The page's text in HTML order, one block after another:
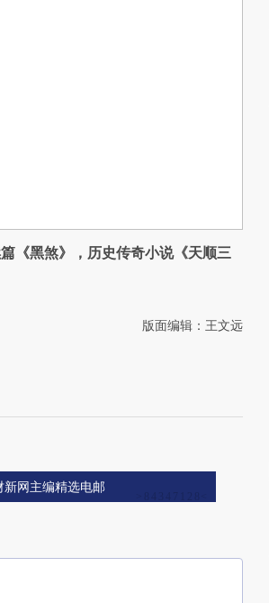
《黑煞》，历史传奇小说《天顺三
版面编辑：王文远
新网主编精选电邮